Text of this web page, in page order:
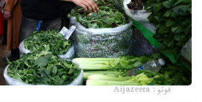
فوتو: Aijazeera